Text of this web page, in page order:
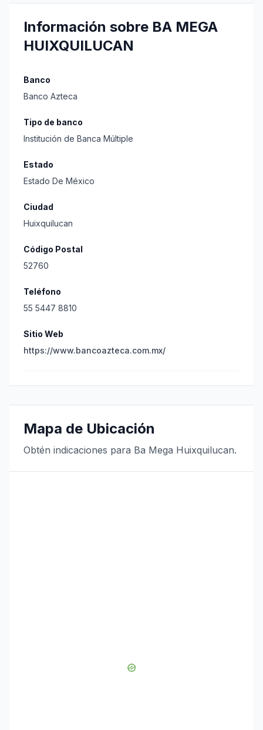
Información sobre BA MEGA
HUIXQUILUCAN
Banco
Banco Azteca
Tipo de banco
Institución de Banca Múltiple
Estado
Estado De México
Ciudad
Huixquilucan
Código Postal
52760
Teléfono
55 5447 8810
Sitio Web
https://www.bancoazteca.com.mx/
Mapa de Ubicación
Obtén indicaciones para Ba Mega Huixquilucan.